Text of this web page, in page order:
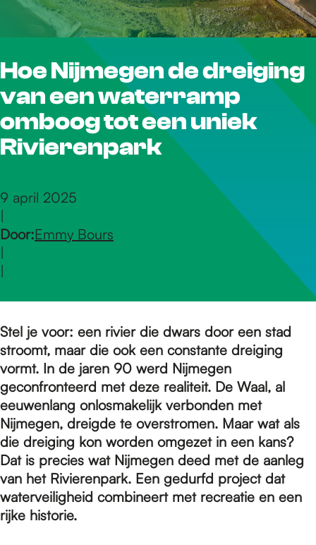
r
d
e
e
p
a
g
Hoe Nijmegen de dreiging
van een waterramp
omboog tot een uniek
Rivierenpark
9 april 2025
|
Door:Emmy Bours
|
|
Stel je voor: een rivier die dwars door een stad
stroomt, maar die ook een constante dreiging
vormt. In de jaren 90 werd Nijmegen
geconfronteerd met deze realiteit. De Waal, al
eeuwenlang onlosmakelijk verbonden met
Nijmegen, dreigde te overstromen. Maar wat als
die dreiging kon worden omgezet in een kans?
Dat is precies wat Nijmegen deed met de aanleg
van het Rivierenpark. Een gedurfd project dat
waterveiligheid combineert met recreatie en een
rijke historie.